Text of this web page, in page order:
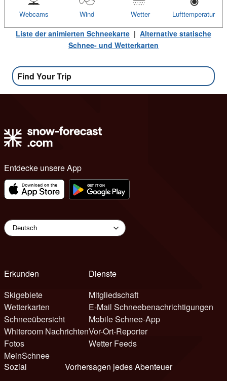
Lufttemperatur
Wetter
Wind
Webcams
Liste der animierten Schneekarte | Alternative statische
Schnee- und Wetterkarten
Find Your Trip
Entdecke unsere App
Erkunden
Skigebiete
Wetterkarten
Schneeübersicht
Whiteroom Nachrichten
Fotos
MeinSchnee
Dienste
Mitgliedschaft
E-Mail Schneebenachrichtigungen
Mobile Schnee-App
Vor-Ort-Reporter
Wetter Feeds
Sozial
Vorhersagen jedes Abenteuer